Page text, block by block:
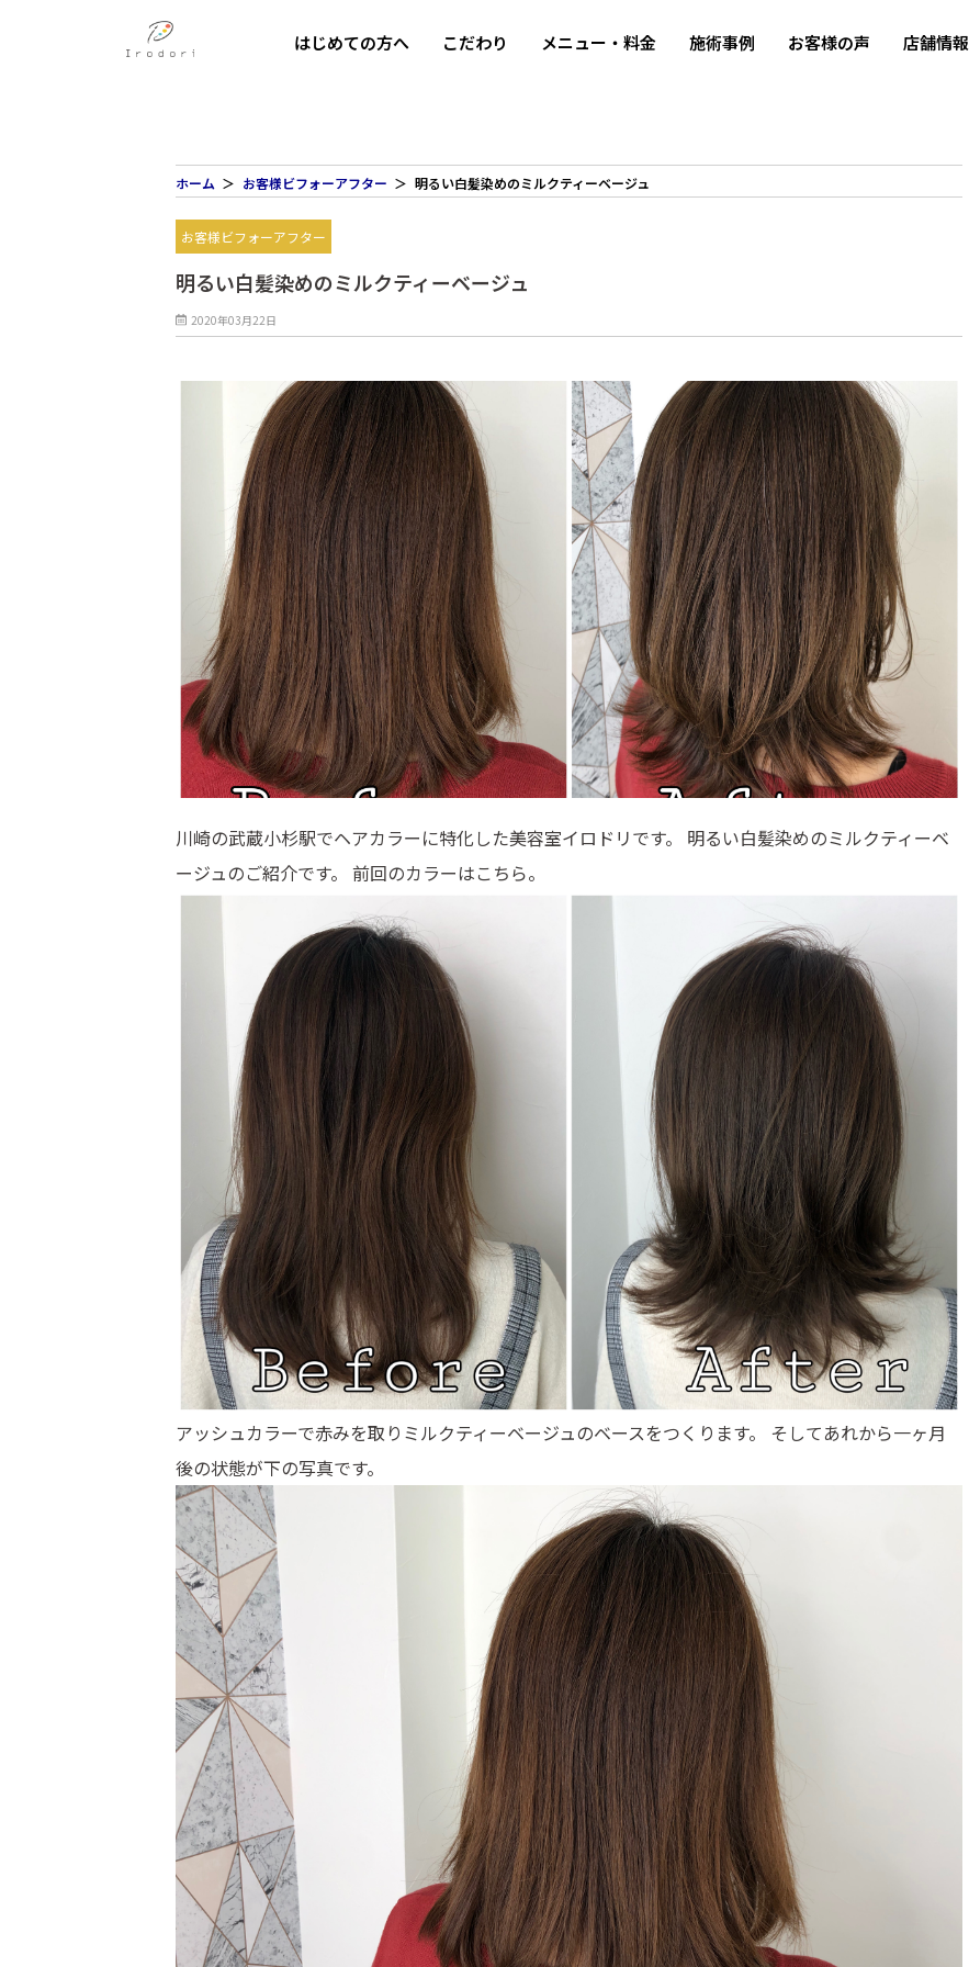
はじめての方へ こだわり メニュー・料金 施術事例 お客様の声 店舗情報
ホーム お客様ビフォーアフター 明るい白髪染めのミルクティーベージュ
お客様ビフォーアフター
明るい白髪染めのミルクティーベージュ
2020年03月22日
川崎の武蔵小杉駅でヘアカラーに特化した美容室イロドリです。 明るい白髪染めのミルクティーベ
ージュのご紹介です。 前回のカラーはこちら。
アッシュカラーで赤みを取りミルクティーベージュのベースをつくります。 そしてあれから一ヶ月
後の状態が下の写真です。